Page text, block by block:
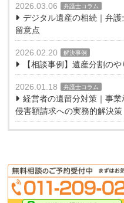
2026.03.06 弁護士コラム
デジタル遺産の相続｜弁
留意点
2026.02.20 解決事例
【相談事例】遺産分割の
2026.01.18 弁護士コラム
経営者の遺留分対策｜事
侵害額請求への実務的解決策